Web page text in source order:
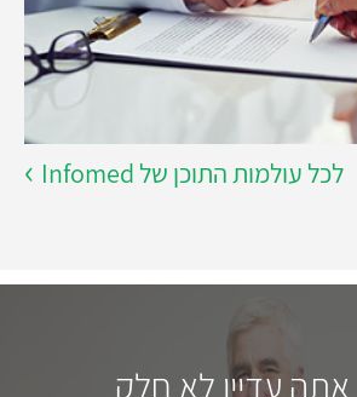
לכל עולמות התוכן של Infomed
אתה עדיין לא חלק